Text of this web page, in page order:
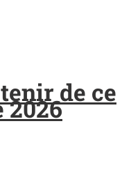
de ce
2026